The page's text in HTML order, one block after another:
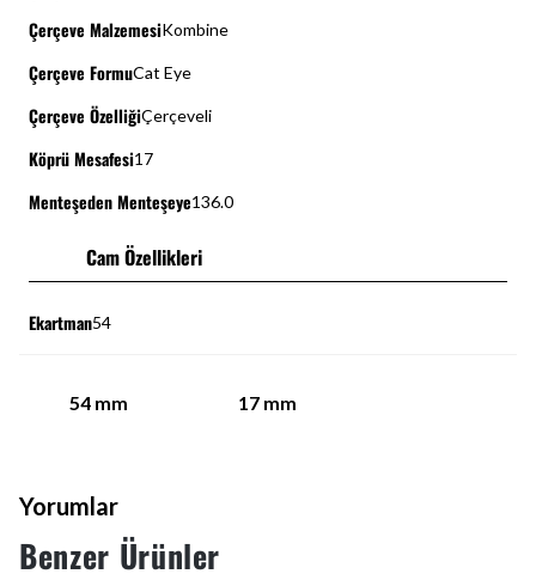
Çerçeve MalzemesiKombine
Çerçeve FormuCat Eye
Çerçeve ÖzelliğiÇerçeveli
Köprü Mesafesi17
Menteşeden Menteşeye136.0
Cam Özellikleri
Ekartman54
54 mm 17 mm
Yorumlar
Benzer Ürünler